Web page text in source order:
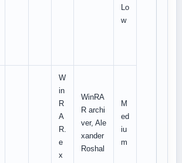
Lo
w
W
in
R
A
R.
e
x
WinRA
R archi
ver, Ale
xander
Roshal
M
ed
iu
m